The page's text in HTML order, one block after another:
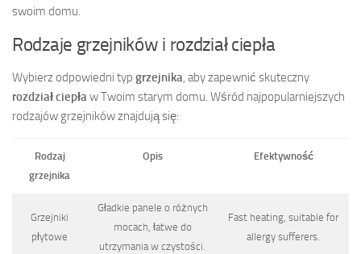
swoim domu.
Rodzaje grzejników i rozdział ciepła
Wybierz odpowiedni typ grzejnika , aby zapewnić skuteczny
rozdział ciepła w Twoim starym domu. Wśród najpopularniejszych
rodzajów grzejników znajdują się:
Rodzaj
grzejnika
Opis Efektywność
Grzejniki
płytowe
Gładkie panele o różnych
mocach, łatwe do
utrzymania w czystości.
Fast heating, suitable for
allergy sufferers.